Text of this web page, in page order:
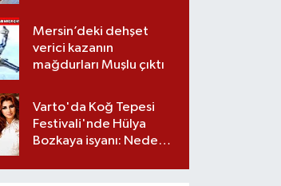
Mersin’deki dehşet
verici kazanın
mağdurları Muşlu çıktı
Varto'da Koğ Tepesi
Festivali'nde Hülya
Bozkaya isyanı: Neden